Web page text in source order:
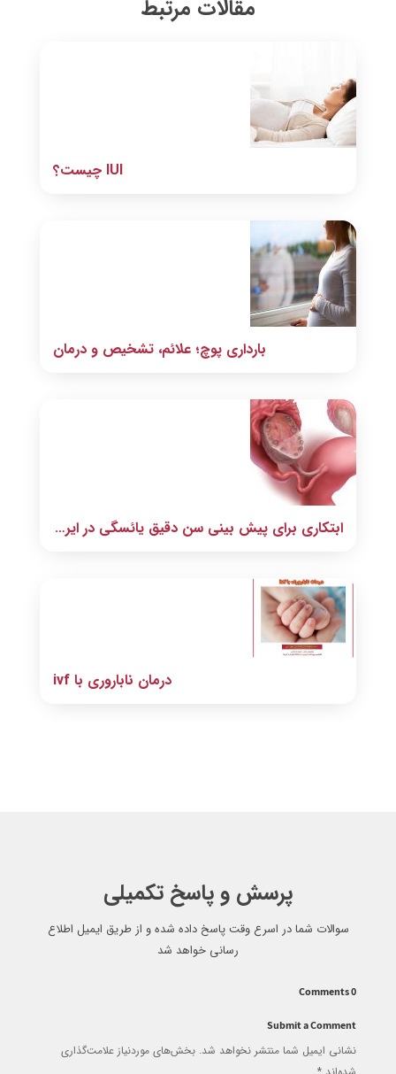
مقالات مرتبط
IUI چیست؟
بارداری پوچ؛ علائم، تشخیص و درمان
ابتکاری برای پیش بینی سن دقیق یائسگی در ایران
درمان ناباروری با ivf
پرسش و پاسخ تکمیلی
سوالات شما در اسرع وقت پاسخ داده شده و از طریق ایمیل اطلاع
رسانی خواهد شد
0 Comments
Submit a Comment
نشانی ایمیل شما منتشر نخواهد شد. بخش‌های موردنیاز علامت‌گذاری